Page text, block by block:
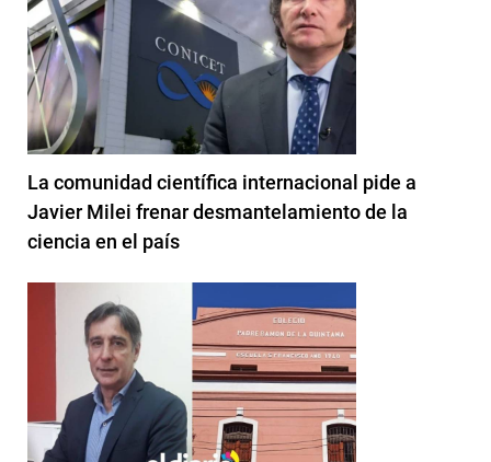
La comunidad científica internacional pide a
Javier Milei frenar desmantelamiento de la
ciencia en el país